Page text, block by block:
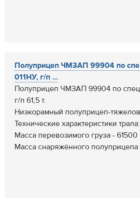
Полуприцеп ЧМЗАП 99904 по
011НУ, г/п ...
Полуприцеп ЧМЗАП 99904 по
г/п 61,5 т.
Низкорамный полуприцеп-
Технические характеристики трала:
Масса перевозимого груза - 61500
Масса снаряжённого полуприцепа